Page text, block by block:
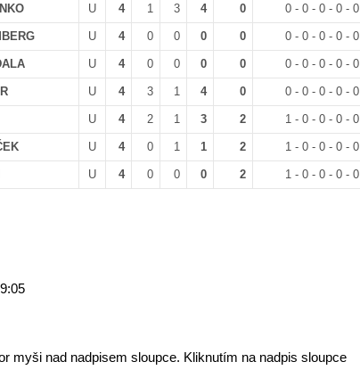
U 4 1 3 4 0 0 - 0 - 0 - 0 - 0
U 4 0 0 0 0 0 - 0 - 0 - 0 - 0
U 4 0 0 0 0 0 - 0 - 0 - 0 - 0
U 4 3 1 4 0 0 - 0 - 0 - 0 - 0
U 4 2 1 3 2 1 - 0 - 0 - 0 - 0
U 4 0 1 1 2 1 - 0 - 0 - 0 - 0
U 4 0 0 0 2 1 - 0 - 0 - 0 - 0
myši nad nadpisem sloupce. Kliknutím na nadpis sloupce